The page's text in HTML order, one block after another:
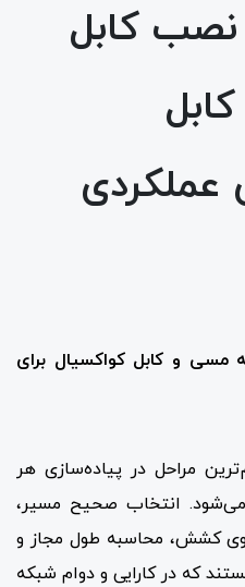
نصب کابل
عملکردی
مسی و کابل کواکسیال برای
مراحل در پیاده‌سازی هر
انتخاب صحیح مسیر،
کشش، محاسبه طول مجاز و
که در کارایی و دوام شبکه